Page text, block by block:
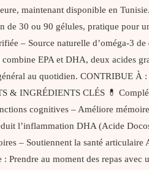
maintenant disponible en
30 ou 90 gélules, pratique pour
– Source naturelle d’oméga-3
EPA et DHA, deux acides
au quotidien. CONTRIBUE
& INGRÉDIENTS CLÉS 💊
cognitives – Améliore
l’inflammation DHA (Acide
– Soutiennent la santé
au moment des repas avec